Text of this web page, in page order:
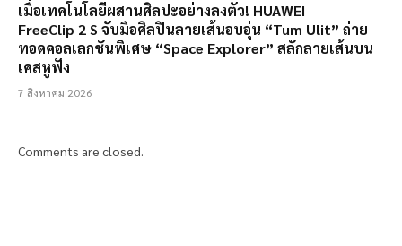
เมื่อเทคโนโลยีผสานศิลปะอย่างลงตัว! HUAWEI
FreeClip 2 S จับมือศิลปินลายเส้นอบอุ่น “Tum Ulit” ถ่าย
ทอดคอลเลกชันพิเศษ “Space Explorer” สลักลายเส้นบน
เคสหูฟัง
7 สิงหาคม 2026
Comments are closed.